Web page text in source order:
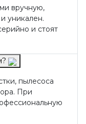
вручную,
уникален.
и стоят
пылесоса
При